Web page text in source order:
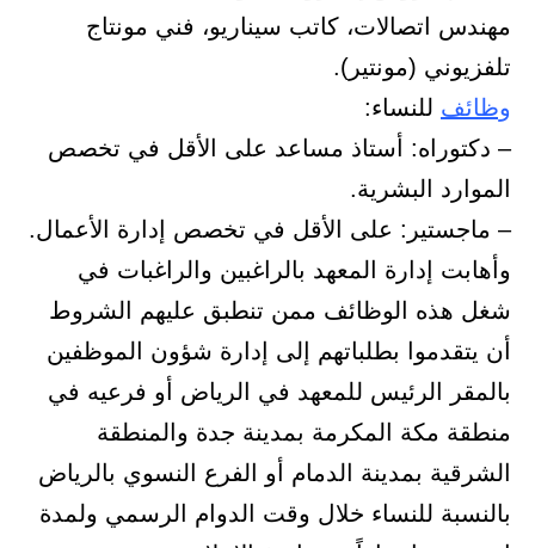
مهندس اتصالات، كاتب سيناريو، فني مونتاج
تلفزيوني (مونتير).
وظائف للنساء:
– دكتوراه: أستاذ مساعد على الأقل في تخصص
الموارد البشرية.
– ماجستير: على الأقل في تخصص إدارة الأعمال.
وأهابت إدارة المعهد بالراغبين والراغبات في
شغل هذه الوظائف ممن تنطبق عليهم الشروط
أن يتقدموا بطلباتهم إلى إدارة شؤون الموظفين
بالمقر الرئيس للمعهد في الرياض أو فرعيه في
منطقة مكة المكرمة بمدينة جدة والمنطقة
الشرقية بمدينة الدمام أو الفرع النسوي بالرياض
بالنسبة للنساء خلال وقت الدوام الرسمي ولمدة